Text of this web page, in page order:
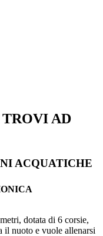
AD
ACQUATICHE
dotata di 6 corsie,
il nuoto e vuole allenarsi